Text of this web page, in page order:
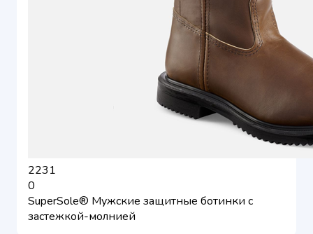
2231
0
SuperSole® Мужские защитные ботинки с
застежкой-молнией